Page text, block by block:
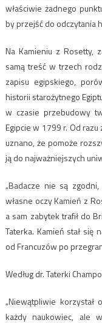
właściwie żadnego
by przejść do odczytania
Na Kamieniu z Rosetty,
samą treść w trzech
zapisu egipskiego,
historii starożytnego
w czasie przebudowy
Egipcie w 1799 r. Od
uznano, że pomoże
ją do najważniejszych
„Badacze nie są
własne oczy Kamień z
a sam zabytek trafił do
Taterka. Kamień stał się
od Francuzów po
Według dr. Taterki
„Niewątpliwie
każdy naukowiec, ale